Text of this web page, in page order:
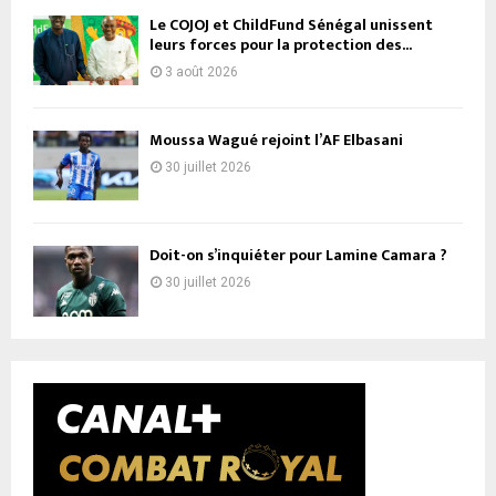
Le COJOJ et ChildFund Sénégal unissent
leurs forces pour la protection des...
3 août 2026
Moussa Wagué rejoint l’AF Elbasani
30 juillet 2026
Doit-on s’inquiéter pour Lamine Camara ?
30 juillet 2026